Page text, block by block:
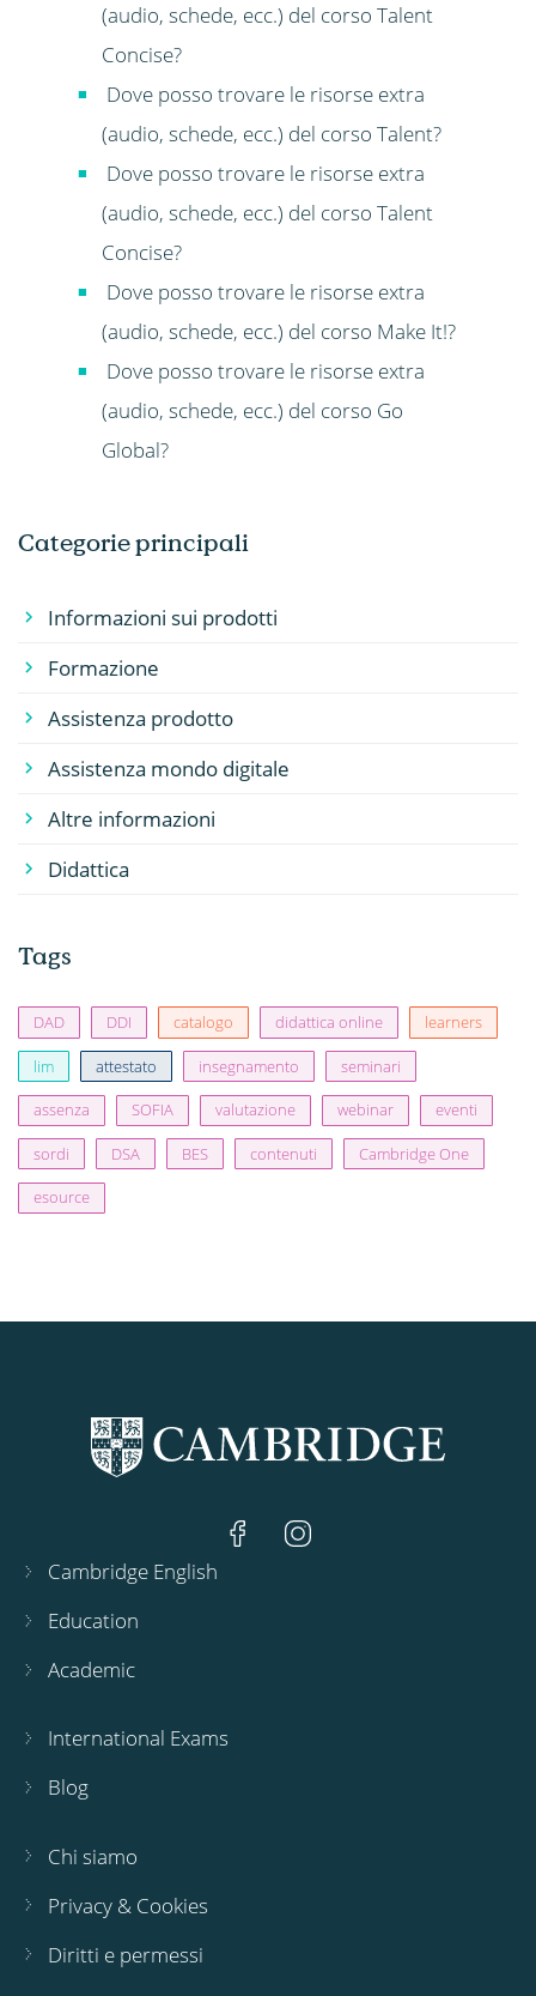
Categorie principali
Informazioni sui prodotti
Formazione
Assistenza prodotto
Assistenza mondo digitale
Altre informazioni
Didattica
Tags
DAD DDI catalogo didattica online learners
lim attestato insegnamento seminari
assenza SOFIA valutazione webinar eventi
sordi DSA BES contenuti Cambridge One
esource
(audio, schede, ecc.) del corso Talent
Concise?
Dove posso trovare le risorse extra
(audio, schede, ecc.) del corso Talent?
Dove posso trovare le risorse extra
(audio, schede, ecc.) del corso Talent
Concise?
Dove posso trovare le risorse extra
(audio, schede, ecc.) del corso Make It!?
Dove posso trovare le risorse extra
(audio, schede, ecc.) del corso Go
Global?
Cambridge English
Education
Academic
International Exams
Blog
Chi siamo
Privacy & Cookies
Diritti e permessi